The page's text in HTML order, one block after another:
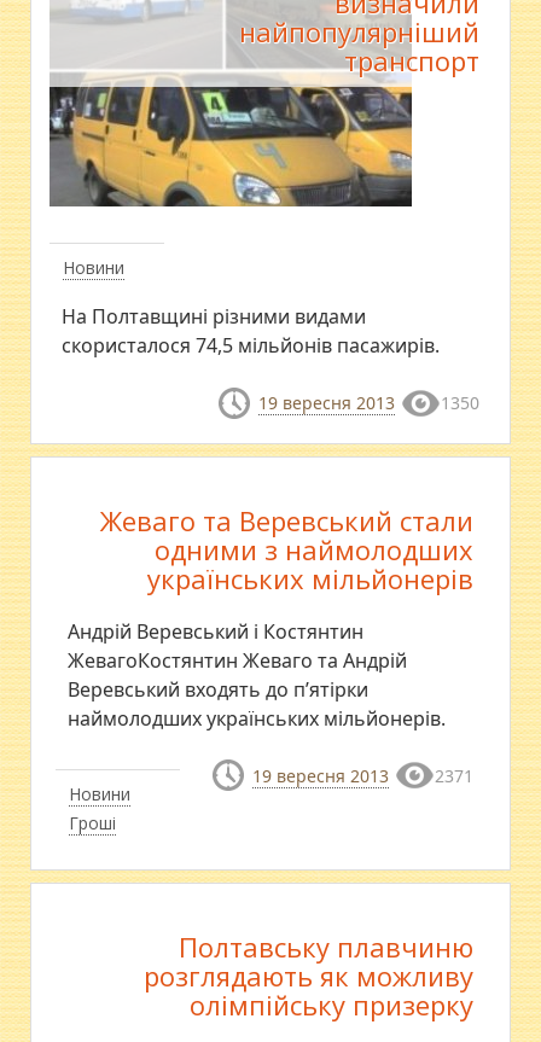
Новини
найпопулярніший
транспорт
На Полтавщині різними видами
скористалося 74,5 мільйонів пасажирів.
19 вересня 2013 1350
Новини
Гроші
Жеваго та Веревський стали
одними з наймолодших
українських мільйонерів
Андрій Веревський і Костянтин
ЖевагоКостянтин Жеваго та Андрій
Веревський входять до п’ятірки
наймолодших українських мільйонерів.
19 вересня 2013 2371
Полтавську плавчиню
розглядають як можливу
олімпійську призерку